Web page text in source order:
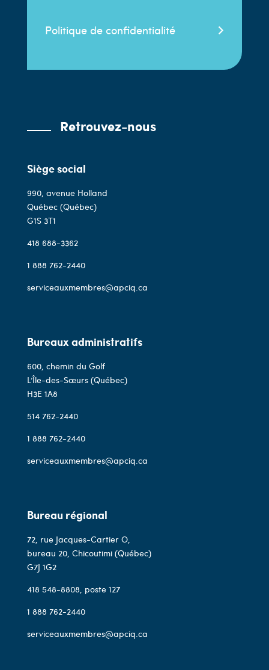
Politique de confidentialité
Retrouvez-nous
Siège social
990, avenue Holland
Québec (Québec)
G1S 3T1
418 688-3362
1 888 762-2440
serviceauxmembres@apciq.ca
Bureaux administratifs
600, chemin du Golf
L’Île-des-Sœurs (Québec)
H3E 1A8
514 762-2440
1 888 762-2440
serviceauxmembres@apciq.ca
Bureau régional
72, rue Jacques-Cartier O,
bureau 20, Chicoutimi (Québec)
G7J 1G2
418 548-8808, poste 127
1 888 762-2440
serviceauxmembres@apciq.ca